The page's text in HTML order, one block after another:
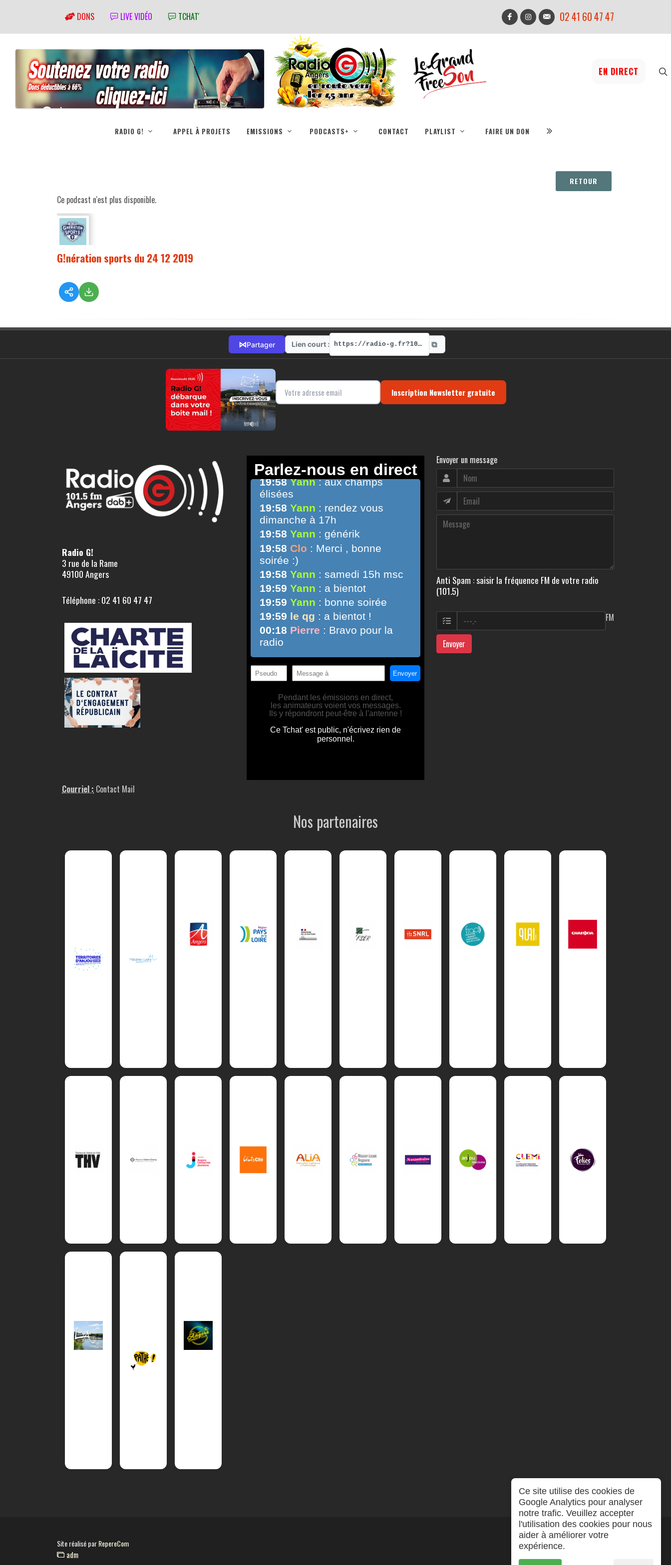
DONS LIVE VIDÉO TCHAT' 02 41 60 47 47
EN DIRECT
RADIO G! APPEL À PROJETS EMISSIONS PODCASTS+ CONTACT PLAYLIST FAIRE UN DON
RETOUR
Ce podcast n'est plus disponible.
G!nération sports du 24 12 2019
⋈Partager Lien court : https://radio-g.fr?1067 ⧉
Inscription Newsletter gratuite
Radio G!
3 rue de la Rame
49100 Angers
Téléphone : 02 41 60 47 47
Courriel : Contact Mail
Envoyer un message
Anti Spam : saisir la fréquence FM de votre radio
(101.5)
FM
Envoyer
Nos partenaires
Site réalisé parRepereCom
adm
Ce site utilise des cookies de
Google Analytics pour analyser
notre trafic. Veuillez accepter
l'utilisation des cookies pour nous
aider à améliorer votre
expérience.